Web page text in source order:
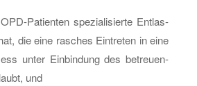
Pa­ti­en­ten spe­zia­li­sier­te Ent­las­
die eine ra­sches Ein­tre­ten in eine
unter Ein­bin­dung des be­treu­en­
und